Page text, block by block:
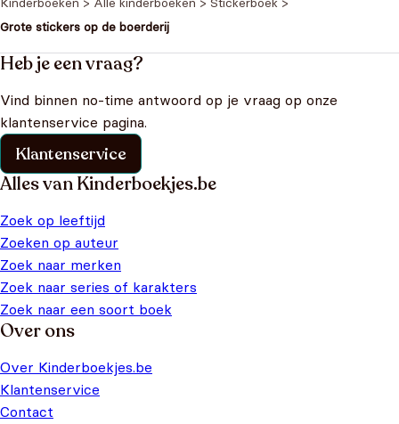
Grote stickers op de boerderij
Heb je een vraag?
Vind binnen no-time antwoord op je vraag op onze
klantenservice pagina.
Klantenservice
Alles van Kinderboekjes.be
Zoek op leeftijd
Zoeken op auteur
Zoek naar merken
Zoek naar series of karakters
Zoek naar een soort boek
Over ons
Over Kinderboekjes.be
Klantenservice
Contact